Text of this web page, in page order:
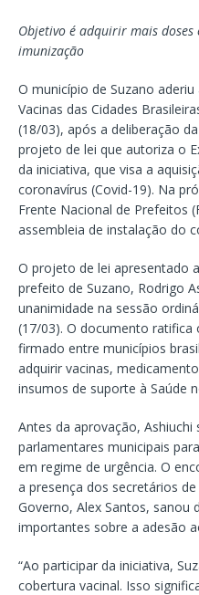
Objetivo é adquirir mais
imunização
O município de Suzano
Vacinas das Cidades
(18/03), após a deliberação
projeto de lei que autoriza o
da iniciativa, que visa a
coronavírus (Covid-19). Na
Frente Nacional de Prefeitos
assembleia de instalação do
O projeto de lei apresentado
prefeito de Suzano, Rodrigo
unanimidade na sessão
(17/03). O documento
firmado entre municípios
adquirir vacinas,
insumos de suporte à Saúde
Antes da aprovação,
parlamentares municipais
em regime de urgência. O
a presença dos secretários
Governo, Alex Santos, sanou
importantes sobre a adesão
“Ao participar da iniciativa,
cobertura vacinal. Isso